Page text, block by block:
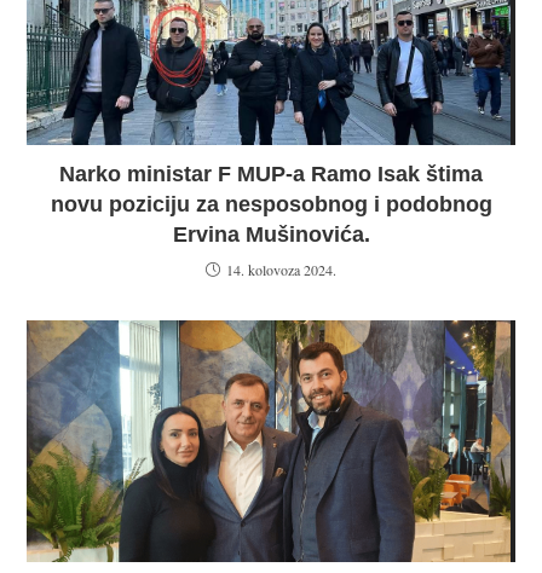
Narko ministar F MUP-a Ramo Isak štima
novu poziciju za nesposobnog i podobnog
Ervina Mušinovića.
14. kolovoza 2024.